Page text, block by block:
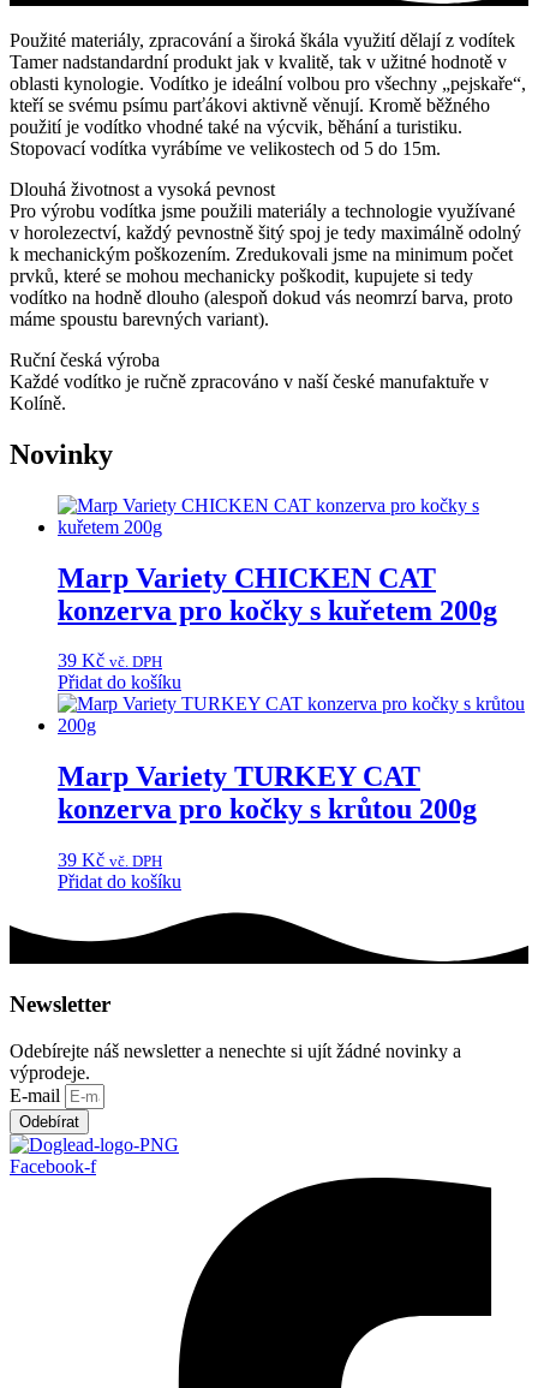
Použité materiály, zpracování a široká škála využití dělají z vodítek
Tamer nadstandardní produkt jak v kvalitě, tak v užitné hodnotě v
oblasti kynologie. Vodítko je ideální volbou pro všechny „pejskaře“,
kteří se svému psímu parťákovi aktivně věnují. Kromě běžného
použití je vodítko vhodné také na výcvik, běhání a turistiku.
Stopovací vodítka vyrábíme ve velikostech od 5 do 15m.
Dlouhá životnost a vysoká pevnost
Pro výrobu vodítka jsme použili materiály a technologie využívané
v horolezectví, každý pevnostně šitý spoj je tedy maximálně odolný
k mechanickým poškozením. Zredukovali jsme na minimum počet
prvků, které se mohou mechanicky poškodit, kupujete si tedy
vodítko na hodně dlouho (alespoň dokud vás neomrzí barva, proto
máme spoustu barevných variant).
Ruční česká výroba
Každé vodítko je ručně zpracováno v naší české manufaktuře v
Kolíně.
Novinky
Marp Variety CHICKEN CAT
konzerva pro kočky s kuřetem 200g
39 Kč vč. DPH
Přidat do košíku
Marp Variety TURKEY CAT
konzerva pro kočky s krůtou 200g
39 Kč vč. DPH
Přidat do košíku
Newsletter
Odebírejte náš newsletter a nenechte si ujít žádné novinky a
výprodeje.
E-mail
Odebírat
Facebook-f